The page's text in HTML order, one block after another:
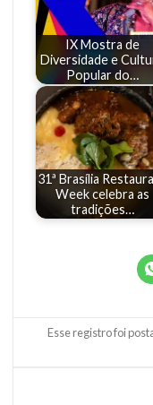
IX Mostra de
Diversidade e
Popular do…
31ª Brasília
Week celebra as
tradições…
Esse registro foi